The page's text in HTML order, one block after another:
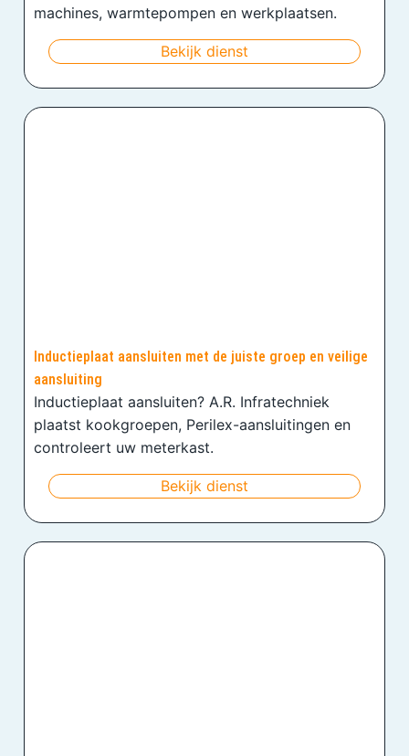
machines, warmtepompen en werkplaatsen.
Bekijk dienst
Inductieplaat aansluiten met de juiste groep en veilige
aansluiting
Inductieplaat aansluiten? A.R. Infratechniek
plaatst kookgroepen, Perilex-aansluitingen en
controleert uw meterkast.
Bekijk dienst